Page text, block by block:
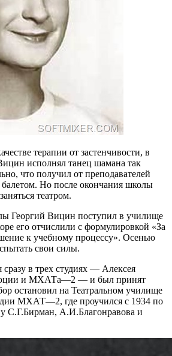
терапии от застенчивости, в
исполнял танец шамана так
что получил от преподавателей
балетом. Но после окончания школы
театром.
Георгий Вицин поступил в училище
его отчислили с формулировкой «За
к учебному процессу». Осенью
свои силы.
в трех студиях — Алексея
и МХАТа—2 — и был принят
остановил на Театральном училище
МХАТ—2, где проучился с 1934 по
у С.Г.Бирман, А.И.Благонравова и